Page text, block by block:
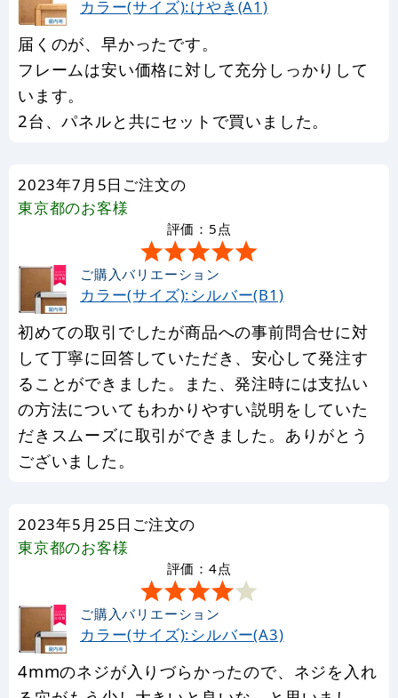
カラー(サイズ):けやき(A1)
届くのが、早かったです。
フレームは安い価格に対して充分しっかりして
います。
2台、パネルと共にセットで買いました。
2023年7月5日ご注文の
東京都のお客様
評価：5点
ご購入バリエーション
カラー(サイズ):シルバー(B1)
初めての取引でしたが商品への事前問合せに対
して丁寧に回答していただき、安心して発注す
ることができました。また、発注時には支払い
の方法についてもわかりやすい説明をしていた
だきスムーズに取引ができました。ありがとう
ございました。
2023年5月25日ご注文の
東京都のお客様
評価：4点
ご購入バリエーション
カラー(サイズ):シルバー(A3)
4mmのネジが入りづらかったので、ネジを入れ